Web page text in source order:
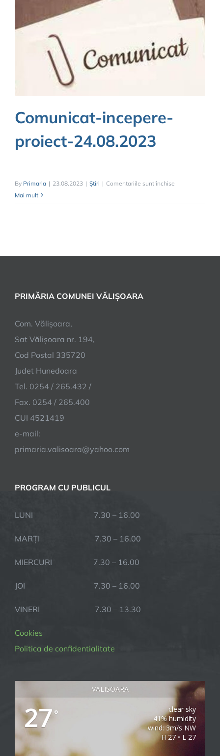
Comunicat-incepere-
proiect-24.08.2023
By Primaria | 23.08.2023 | Știri | Comentariile sunt închise
incepere-
Mai mult
PRIMĂRIA COMUNEI VĂLIȘOARA
Com. Vălișoara,
Sat Vălișoara nr. 194,
Cod Postal 335720
Judet Hunedoara
Tel. 0254 / 265.432 /
Fax. 0254 / 265.400
CUI 4521419
e-mail:
primaria.valisoara@yahoo.com
PROGRAM CU PUBLICUL
LUNI 7.30 – 16.00
MARȚI 7.30 – 16.00
MIERCURI 7.30 – 16.00
JOI 7.30 – 16.00
VINERI 7.30 – 13.30
Cookies
Politica de confidentialitate
VALISOARA
27°
clear sky
41% humidity
wind: 3m/s NW
H 27 • L 27